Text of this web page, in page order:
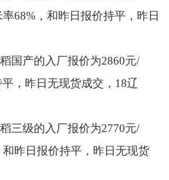
68%，和昨日报价持平，昨日
产的入厂报价为2860元/
，昨日无现货成交，18辽
级的入厂报价为2770元/
昨日报价持平，昨日无现货